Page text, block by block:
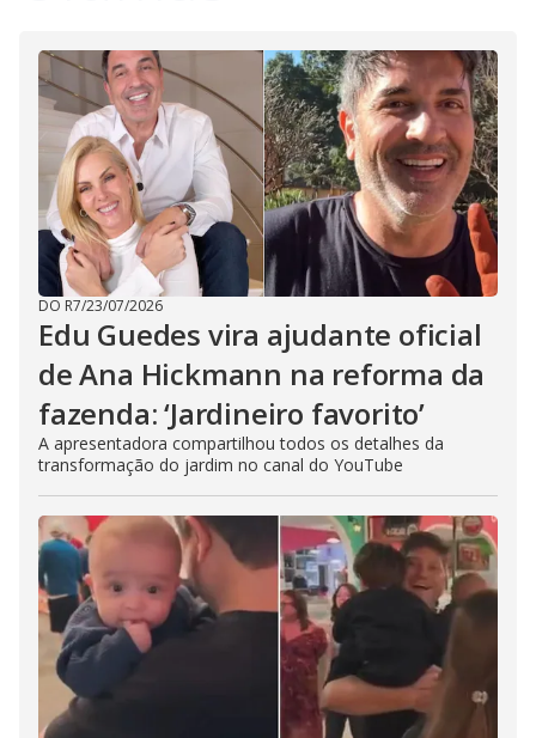
d
e
o
DO R7/23/07/2026
Edu Guedes vira ajudante oficial
de Ana Hickmann na reforma da
fazenda: ‘Jardineiro favorito’
A apresentadora compartilhou todos os detalhes da
transformação do jardim no canal do YouTube